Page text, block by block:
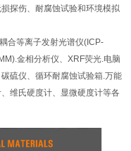
探伤、耐腐蚀试验和环境模拟
合等离子发射光谱仪(ICP-
金相分析仪、XRF荧光.电脑
硫仪、循环耐腐蚀试验箱.万能
维氏硬度计、显微硬度计等各